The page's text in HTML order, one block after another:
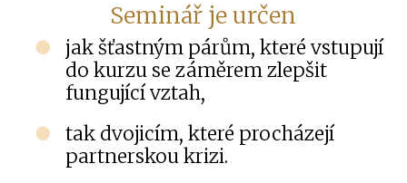
Seminář je určen
jak šťastným párům, které vstupují
do kurzu se záměrem zlepšit
fungující vztah,
tak dvojicím, které procházejí
partnerskou krizi.